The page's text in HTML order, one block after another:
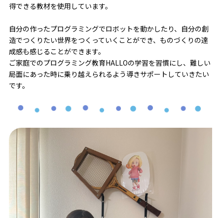
得できる教材を使用しています。
自分の作ったプログラミングでロボットを動かしたり、自分の創
造でつくりたい世界をつくっていくことができ、ものづくりの達
成感も感じることができます。
ご家庭でのプログラミング教育HALLOの学習を習慣にし、難しい
局面にあった時に乗り越えられるよう導きサポートしていきたい
です。